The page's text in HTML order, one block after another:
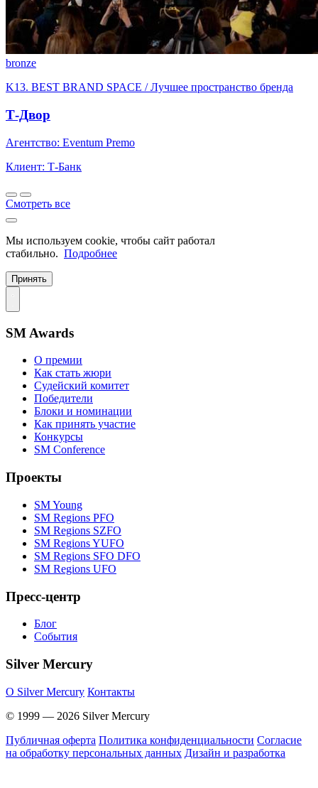
bronze
K13. BEST BRAND SPACE / Лучшее пространство бренда
Т-Двор
Агентство: Eventum Premo
Клиент: Т-Банк
Смотреть все
Мы используем cookie, чтобы сайт работал
стабильно. Подробнее
Принять
SM Awards
О премии
Как стать жюри
Судейский комитет
Победители
Блоки и номинации
Как принять участие
Конкурсы
SM Conference
Проекты
SM Young
SM Regions PFO
SM Regions SZFO
SM Regions YUFO
SM Regions SFO DFO
SM Regions UFO
Пресс-центр
Блог
События
Silver Mercury
O Silver Mercury Контакты
© 1999 — 2026 Silver Mercury
Публичная оферта Политика конфиденциальности Согласие
на обработку персональных данных Дизайн и разработка